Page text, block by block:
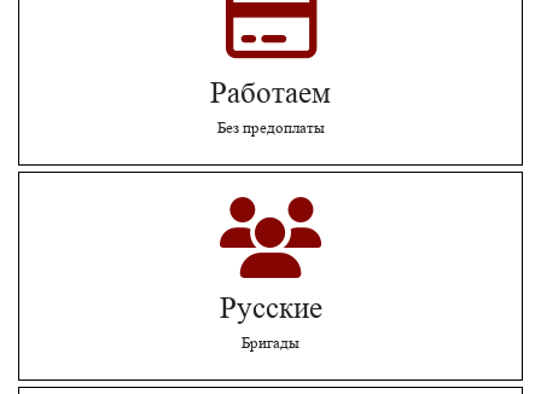
Работаем
Без предоплаты
Русские
Бригады